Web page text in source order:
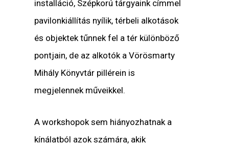
installáció, Szépkorú tárgyaink címmel
pavilonkiállítás nyílik, térbeli alkotások
és objektek tűnnek fel a tér különböző
pontjain, de az alkotók a Vörösmarty
Mihály Könyvtár pillérein is
megjelennek műveikkel.
A workshopok sem hiányozhatnak a
kínálatból azok számára, akik